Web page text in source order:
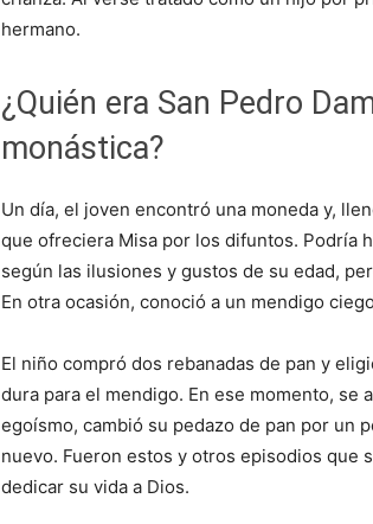
hermano.
¿Quién era San Pedro
monástica?
Un día, el joven encontró una moneda y,
que ofreciera Misa por los difuntos. Podría
según las ilusiones y gustos de su edad,
En otra ocasión, conoció a un mendigo
El niño compró dos rebanadas de pan y
dura para el mendigo. En ese momento,
egoísmo, cambió su pedazo de pan por un
nuevo. Fueron estos y otros episodios que
dedicar su vida a Dios.